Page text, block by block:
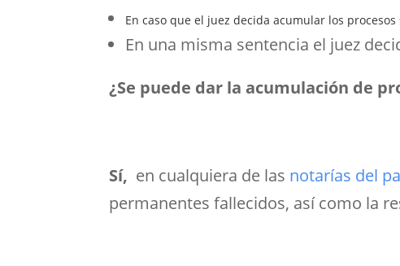
En caso que el juez decida acumular los
En una misma sentencia el juez
¿Se puede dar la acumulación de
Sí, en cualquiera de las notarías del
permanentes fallecidos, así como la